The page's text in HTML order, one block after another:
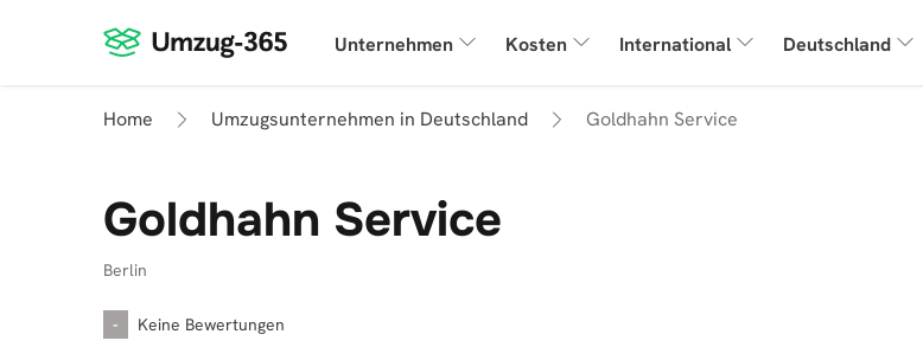
Unternehmen Kosten International Deutschland
Home Umzugsunternehmen in Deutschland Goldhahn Service
Goldhahn Service
Berlin
- Keine Bewertungen